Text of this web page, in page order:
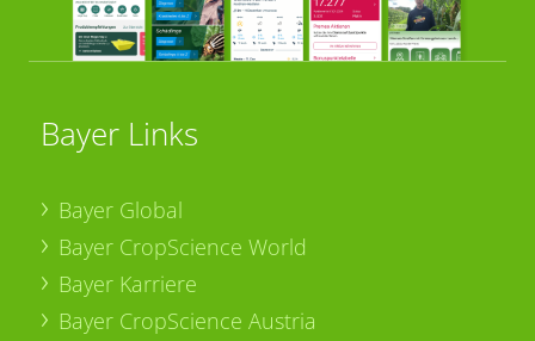
Bayer Links
Bayer Global
Bayer CropScience World
Bayer Karriere
Bayer CropScience Austria